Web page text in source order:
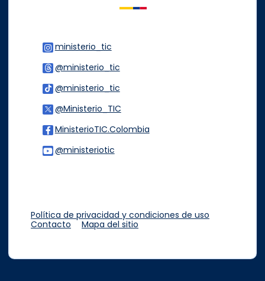
ministerio_tic
@ministerio_tic
@ministerio_tic
@Ministerio_TIC
MinisterioTIC.Colombia
@ministeriotic
Política de privacidad y condiciones de uso
Contacto
Mapa del sitio